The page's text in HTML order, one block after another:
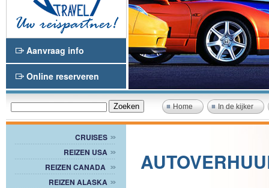
Aanvraag info
Online reserveren
Home In de kijker
CRUISES
REIZEN USA
REIZEN CANADA
REIZEN ALASKA